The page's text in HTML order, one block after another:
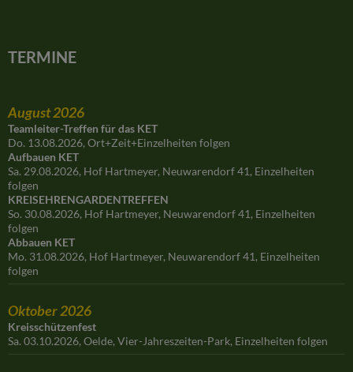
TERMINE
August 2026
Teamleiter-Treffen für das KET
Do. 13.08.2026, Ort+Zeit+Einzelheiten folgen
Aufbauen KET
Sa. 29.08.2026, Hof Hartmeyer, Neuwarendorf 41, Einzelheiten
folgen
KREISEHRENGARDENTREFFEN
So. 30.08.2026, Hof Hartmeyer, Neuwarendorf 41, Einzelheiten
folgen
Abbauen KET
Mo. 31.08.2026, Hof Hartmeyer, Neuwarendorf 41, Einzelheiten
folgen
Oktober 2026
Kreisschützenfest
Sa. 03.10.2026, Oelde, Vier-Jahreszeiten-Park, Einzelheiten folgen